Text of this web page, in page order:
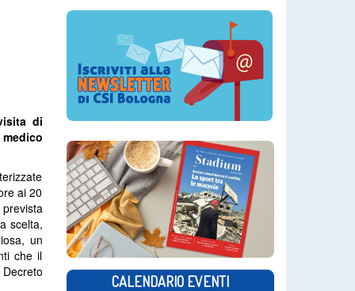
di
ai 20
scelta,
un
che il
CALENDARIO EVENTI